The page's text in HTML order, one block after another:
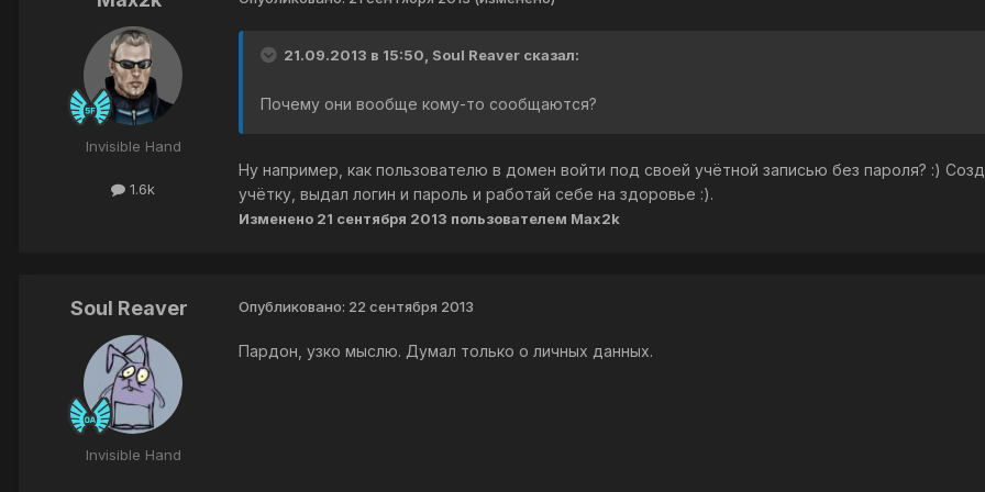
Invisible Hand
1.6k
21.09.2013 в 15:50, Soul Reaver сказал:
Почему они вообще кому-то сообщаются?
Ну например, как пользователю в домен войти под своей учётной записью без пароля? :)
учётку, выдал логин и пароль и работай себе на здоровье :).
Изменено 21 сентября 2013 пользователем Max2k
Soul Reaver
Invisible Hand
Опубликовано: 22 сентября 2013
Пардон, узко мыслю. Думал только о личных данных.